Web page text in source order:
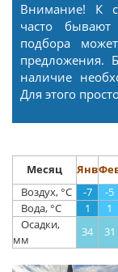
Внимание! К
часто
подбора
предложения.
наличие
Для этого
Месяц Янв
Воздух, °С
-7 -5
Вода, °С
1 1
Осадки,
мм
34 31